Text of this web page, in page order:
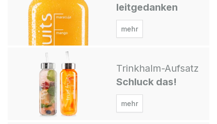
leitgedanken
mehr
Trinkhalm-Aufsatz
Schluck das!
mehr